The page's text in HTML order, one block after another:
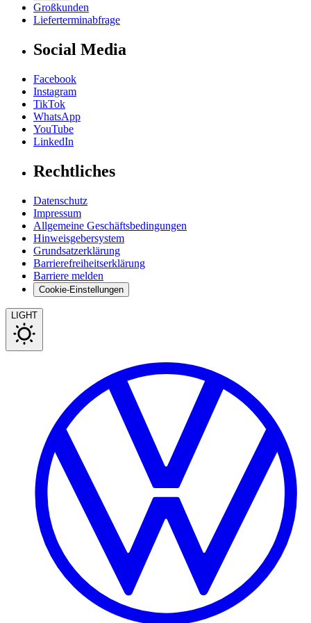
Großkunden
Lieferterminabfrage
Social Media
Facebook
Instagram
TikTok
WhatsApp
YouTube
LinkedIn
Rechtliches
Datenschutz
Impressum
Allgemeine Geschäftsbedingungen
Hinweisgebersystem
Grundsatzerklärung
Barrierefreiheitserklärung
Barriere melden
Cookie-Einstellungen
LIGHT